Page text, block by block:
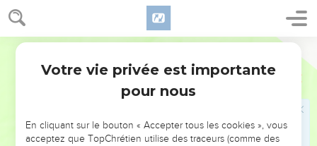
Jean 16
25 Je vous ai dit ces choses en similitudes ; mais le temps
vient que je ne vous parlerai plus en similitudes, mais je vous
En ce jour vous demanderez en mon nom, et je ne vous
dis point que je prierai le Père pour vous,
aimé, et que vous avez cru que je suis issu de Dieu.
Votre vie privée est importante
pour nous
En cliquant sur le bouton « Accepter tous les cookies », vous
acceptez que TopChrétien utilise des traceurs (comme des